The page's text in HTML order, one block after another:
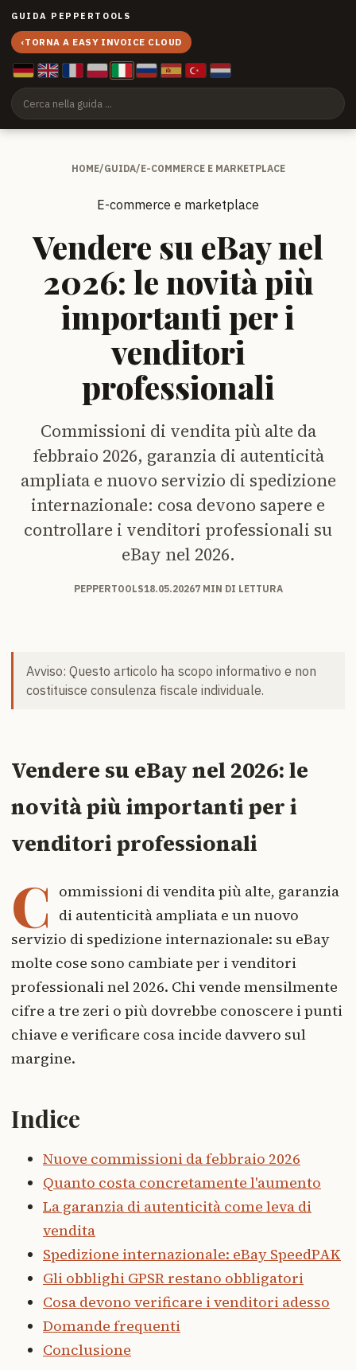
GUIDA PEPPERTOOLS
‹TORNA A EASY INVOICE CLOUD
HOME/GUIDA/E-COMMERCE E MARKETPLACE
E-commerce e marketplace
Vendere su eBay nel
2026: le novità più
importanti per i
venditori
professionali
Commissioni di vendita più alte da
febbraio 2026, garanzia di autenticità
ampliata e nuovo servizio di spedizione
internazionale: cosa devono sapere e
controllare i venditori professionali su
eBay nel 2026.
PEPPERTOOLS18.05.20267 MIN DI LETTURA
Avviso: Questo articolo ha scopo informativo e non
costituisce consulenza fiscale individuale.
Vendere su eBay nel 2026: le
novità più importanti per i
venditori professionali
C ommissioni di vendita più alte, garanzia
di autenticità ampliata e un nuovo
servizio di spedizione internazionale: su eBay
molte cose sono cambiate per i venditori
professionali nel 2026. Chi vende mensilmente
cifre a tre zeri o più dovrebbe conoscere i punti
chiave e verificare cosa incide davvero sul
margine.
Indice
Nuove commissioni da febbraio 2026
Quanto costa concretamente l'aumento
La garanzia di autenticità come leva di
vendita
Spedizione internazionale: eBay SpeedPAK
Gli obblighi GPSR restano obbligatori
Cosa devono verificare i venditori adesso
Domande frequenti
Conclusione